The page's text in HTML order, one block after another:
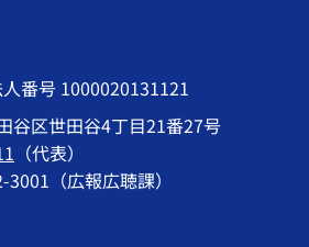
番号 1000020131121
谷区世田谷4丁目21番27号
（代表）
（広報広聴課）